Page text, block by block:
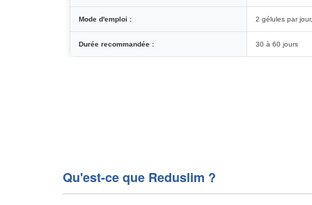
Mode d'emploi : 2 gélules par
Durée recommandée : 30 à 60 jours
Qu'est-ce que Reduslim ?